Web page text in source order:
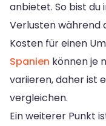
anbietet. So bist du
Verlusten während
Kosten für einen
Spanien können je
variieren, daher ist
vergleichen.
Ein weiterer Punkt